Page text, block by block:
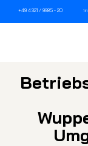
+49 4321 / 9985 - 20